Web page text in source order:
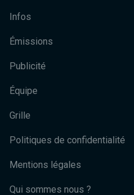
Infos
Émissions
Publicité
Équipe
Grille
Politiques de confidentialité
Mentions légales
Qui sommes nous ?